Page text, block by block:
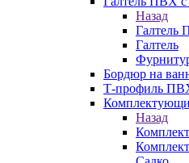
Назад
Галтель
Галтель
Бордюр на
Т-профиль
Назад